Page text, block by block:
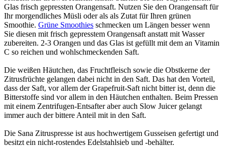
Glas frisch gepressten Orangensaft. Nutzen Sie den Orangensaft für
Ihr morgendliches Müsli oder als als Zutat für Ihren grünen
Smoothie. Grüne Smoothies schmecken um Längen besser wenn
Sie diesen mit frisch gepresstem Orangensaft anstatt mit Wasser
zubereiten. 2-3 Orangen und das Glas ist gefüllt mit dem an Vitamin
C so reichen und wohlschmeckenden Saft.
Die weißen Häutchen, das Fruchtfleisch sowie die Obstkerne der
Zitrusfrüchte gelangen dabei nicht in den Saft. Das hat den Vorteil,
dass der Saft, vor allem der Grapefruit-Saft nicht bitter ist, denn die
Bitterstoffe sind vor allem in den Häutchen enthalten. Beim Pressen
mit einem Zentrifugen-Entsafter aber auch Slow Juicer gelangt
immer auch der bittere Anteil mit in den Saft.
Die Sana Zitruspresse ist aus hochwertigem Gusseisen gefertigt und
besitzt ein nicht-rostendes Edelstahlsieb und -behälter.